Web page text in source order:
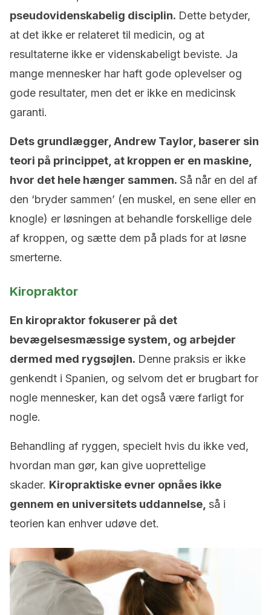
pseudovidenskabelig disciplin. Dette betyder,
at det ikke er relateret til medicin, og at
resultaterne ikke er videnskabeligt beviste. Ja
mange mennesker har haft gode oplevelser og
gode resultater, men det er ikke en medicinsk
garanti.
Dets grundlægger, Andrew Taylor, baserer sin
teori på princippet, at kroppen er en maskine,
hvor det hele hænger sammen. Så når en del af
den ‘bryder sammen’ (en muskel, en sene eller en
knogle) er løsningen at behandle forskellige dele
af kroppen, og sætte dem på plads for at løsne
smerterne.
Kiropraktor
En kiropraktor fokuserer på det
bevægelsesmæssige system, og arbejder
dermed med rygsøjlen. Denne praksis er ikke
genkendt i Spanien, og selvom det er brugbart for
nogle mennesker, kan det også være farligt for
nogle.
Behandling af ryggen, specielt hvis du ikke ved,
hvordan man gør, kan give uoprettelige
skader. Kiropraktiske evner opnåes ikke
gennem en universitets uddannelse, så i
teorien kan enhver udøve det.